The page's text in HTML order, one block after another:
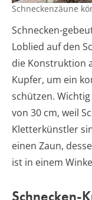
Schneckenzäune
Schnecken-
Loblied auf den
die Konstruktion
Kupfer, um ein
schützen.
von 30 cm, weil
Kletterkünstler
einen Zaun,
ist in einem